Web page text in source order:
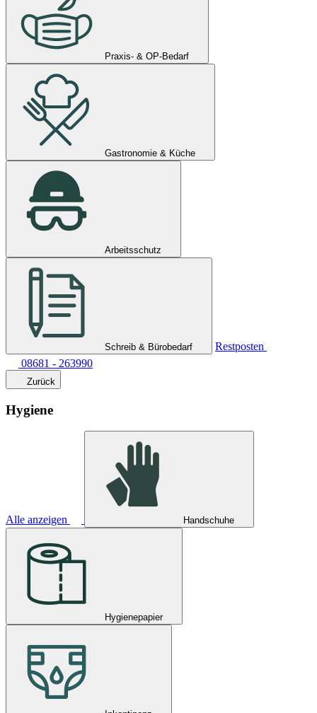
Praxis- & OP-Bedarf
Gastronomie & Küche
Arbeitsschutz
Schreib & Bürobedarf
Restposten
08681 - 263990
Zurück
Hygiene
Alle anzeigen Handschuhe
Hygienepapier